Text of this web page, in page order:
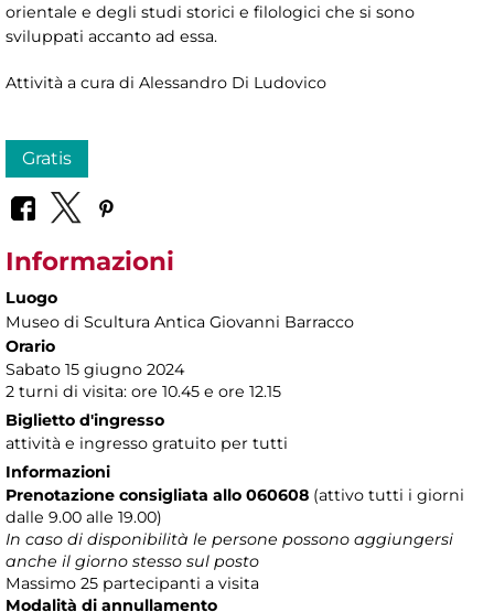
orientale e degli studi storici e filologici che si sono
sviluppati accanto ad essa.
Attività a cura di Alessandro Di Ludovico
Gratis
Informazioni
Luogo
Museo di Scultura Antica Giovanni Barracco
Orario
Sabato 15 giugno 2024
2 turni di visita: ore 10.45 e ore 12.15
Biglietto d'ingresso
attività e ingresso gratuito per tutti
Informazioni
Prenotazione consigliata allo 060608 (attivo tutti i giorni
dalle 9.00 alle 19.00)
In caso di disponibilità le persone possono aggiungersi
anche il giorno stesso sul posto
Massimo 25 partecipanti a visita
Modalità di annullamento